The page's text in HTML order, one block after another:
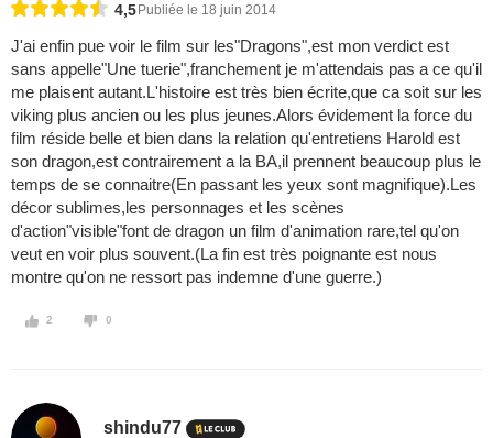
4,5 Publiée le 18 juin 2014
J'ai enfin pue voir le film sur les"Dragons",est mon verdict est
sans appelle"Une tuerie",franchement je m'attendais pas a ce qu'il
me plaisent autant.L'histoire est très bien écrite,que ca soit sur les
viking plus ancien ou les plus jeunes.Alors évidement la force du
film réside belle et bien dans la relation qu'entretiens Harold est
son dragon,est contrairement a la BA,il prennent beaucoup plus le
temps de se connaitre(En passant les yeux sont magnifique).Les
décor sublimes,les personnages et les scènes
d'action"visible"font de dragon un film d'animation rare,tel qu'on
veut en voir plus souvent.(La fin est très poignante est nous
montre qu'on ne ressort pas indemne d'une guerre.)
2 0
shindu77